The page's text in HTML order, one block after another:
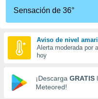
calidad.
a este
las
y
forma
digital
basada
Sensación de 36°
Aviso de nivel
Alerta moderada por
hoy
¡Descarga GRATIS
Meteored!